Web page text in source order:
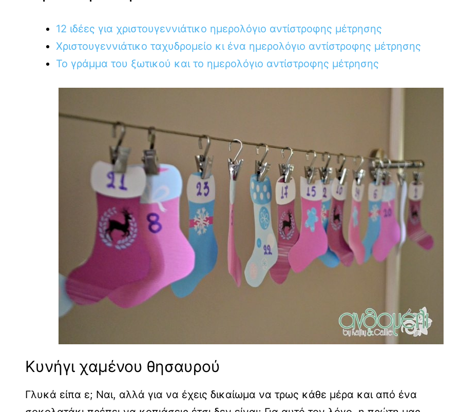
12 ιδέες για χριστουγεννιάτικο ημερολόγιο αντίστροφης μέτρησης
Χριστουγεννιάτικο ταχυδρομείο κι ένα ημερολόγιο αντίστροφης μέτρησης
Το γράμμα του ξωτικού και το ημερολόγιο αντίστροφης μέτρησης
Κυνήγι χαμένου θησαυρού
Γλυκά είπα ε; Ναι, αλλά για να έχεις δικαίωμα να τρως κάθε μέρα και από ένα